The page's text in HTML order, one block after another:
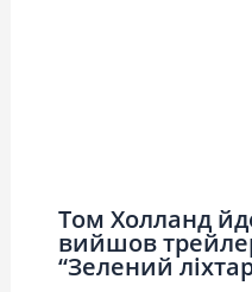
Том Холланд
вийшов
“Зелений